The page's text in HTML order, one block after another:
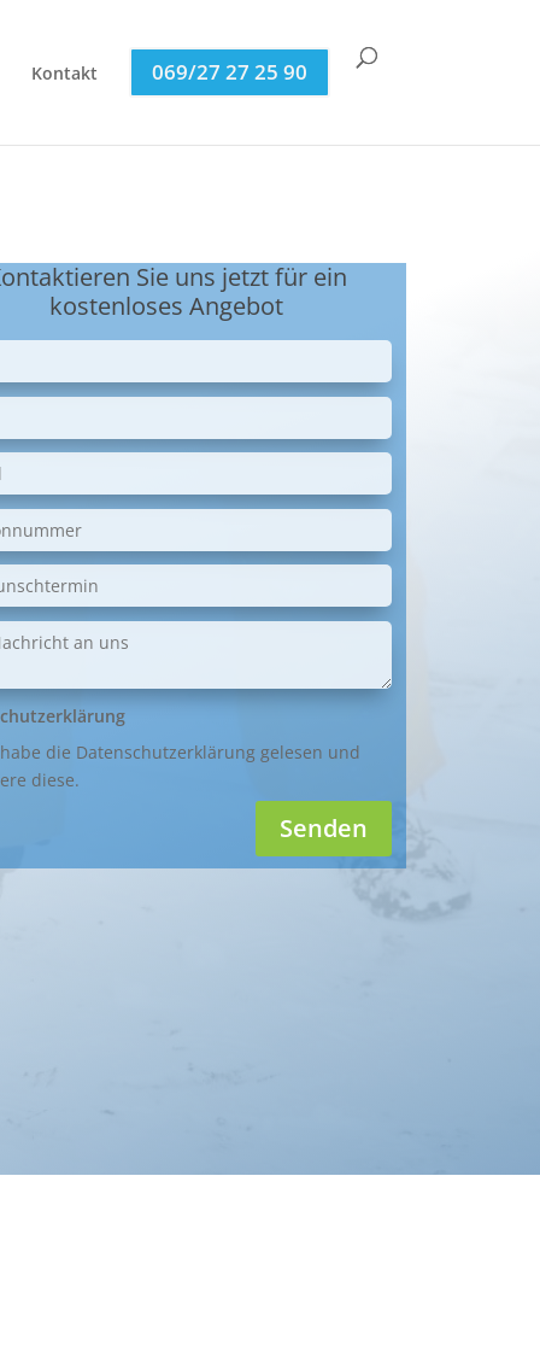
Kontakt 069/27 27 25 90
Sie uns jetzt für ein
kostenloses Angebot
die Datenschutzerklärung gelesen und
diese.
Senden